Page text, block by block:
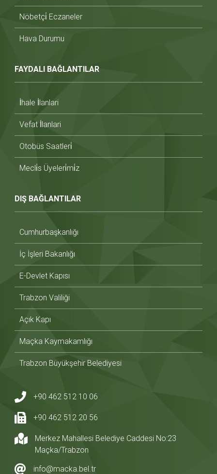
Nöbetçi̇ Eczaneler
Hava Durumu
FAYDALI BAĞLANTILAR
İhale İlanlari
Vefat İlanlari
Otobüs Saatleri̇
Mecli̇s Üyeleri̇mi̇z
DIŞ BAĞLANTILAR
Cumhurbaşkanlığı
İç İşleri Bakanlığı
E-Devlet Kapısı
Trabzon Valiliği
Açık Kapı
Maçka Kaymakamlığı
Trabzon Büyükşehir Belediyesi
+90 462 512 10 06
+90 462 512 20 56
Merkez Mahallesi Belediye Caddesi No:23
Maçka/Trabzon
info@macka.bel.tr